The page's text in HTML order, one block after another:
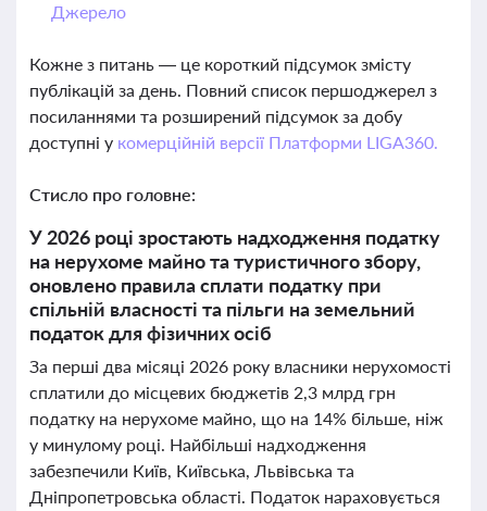
Джерело
Кожне з питань — це короткий підсумок змісту
публікацій за день. Повний список першоджерел з
посиланнями та розширений підсумок за добу
доступні у комерційній версії Платформи LIGA360.
Стисло про головне:
У 2026 році зростають надходження податку
на нерухоме майно та туристичного збору,
оновлено правила сплати податку при
спільній власності та пільги на земельний
податок для фізичних осіб
За перші два місяці 2026 року власники нерухомості
сплатили до місцевих бюджетів 2,3 млрд грн
податку на нерухоме майно, що на 14% більше, ніж
у минулому році. Найбільші надходження
забезпечили Київ, Київська, Львівська та
Дніпропетровська області. Податок нараховується